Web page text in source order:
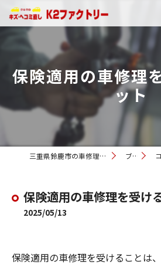
保険適用の車修理
ット
三重県鈴鹿市の車修理ならK2ファクトリー ブログ コラム
保険適用の車修理を受け
2025/05/13
保険適用の車修理を受けることは